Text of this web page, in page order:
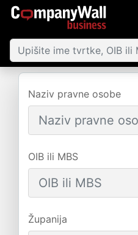
Naziv pravne osobe
OIB ili MBS
Županija